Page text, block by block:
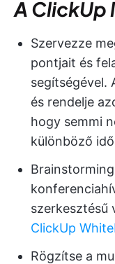
A
Szervezze
pontjait és
segítségével.
és rendelje
hogy semmi
különböző
szerkesztésű
ClickUp
Rögzítse a